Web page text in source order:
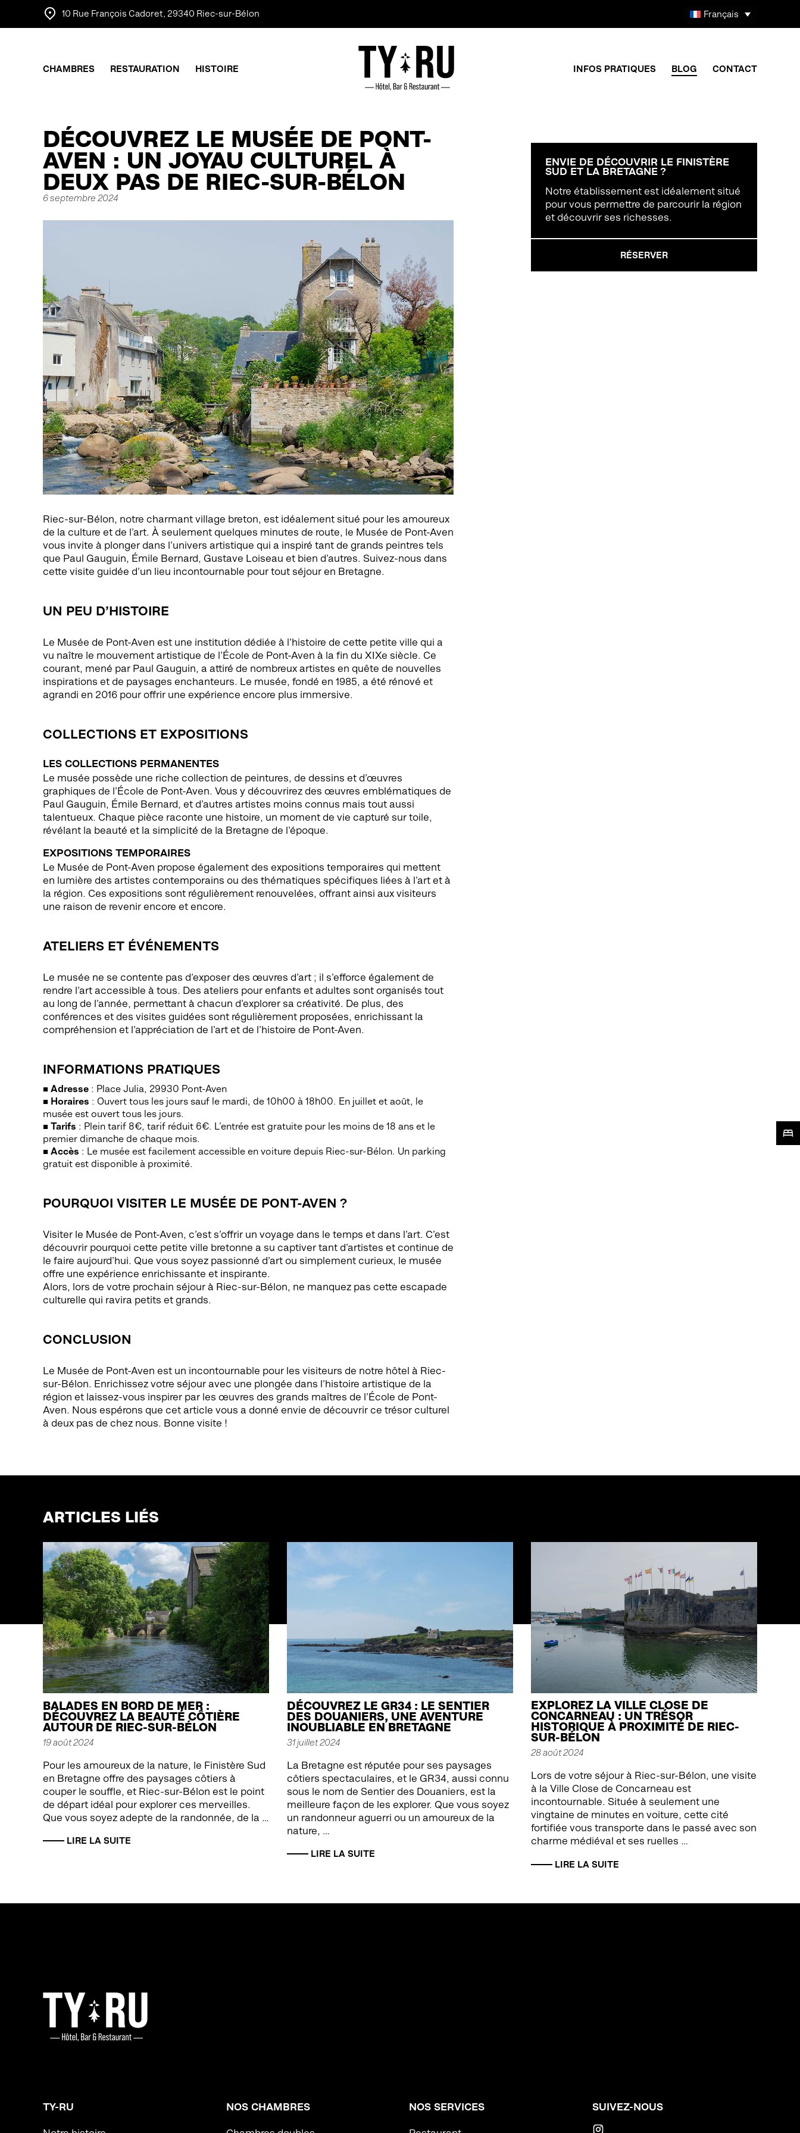
10 Rue François Cadoret, 29340 Riec-sur-Bélon Français
CHAMBRES RESTAURATION HISTOIRE INFOS PRATIQUES BLOG CONTACT
DÉCOUVREZ LE MUSÉE DE PONT-
AVEN : UN JOYAU CULTUREL À
DEUX PAS DE RIEC-SUR-BÉLON
6 septembre 2024
Riec-sur-Bélon, notre charmant village breton, est idéalement situé pour les amoureux
de la culture et de l’art. À seulement quelques minutes de route, le Musée de Pont-Aven
vous invite à plonger dans l’univers artistique qui a inspiré tant de grands peintres tels
que Paul Gauguin, Émile Bernard, Gustave Loiseau et bien d’autres. Suivez-nous dans
cette visite guidée d’un lieu incontournable pour tout séjour en Bretagne.
UN PEU D’HISTOIRE
Le Musée de Pont-Aven est une institution dédiée à l’histoire de cette petite ville qui a
vu naître le mouvement artistique de l’École de Pont-Aven à la fin du XIXe siècle. Ce
courant, mené par Paul Gauguin, a attiré de nombreux artistes en quête de nouvelles
inspirations et de paysages enchanteurs. Le musée, fondé en 1985, a été rénové et
agrandi en 2016 pour offrir une expérience encore plus immersive.
COLLECTIONS ET EXPOSITIONS
LES COLLECTIONS PERMANENTES
Le musée possède une riche collection de peintures, de dessins et d’œuvres
graphiques de l’École de Pont-Aven. Vous y découvrirez des œuvres emblématiques de
Paul Gauguin, Émile Bernard, et d’autres artistes moins connus mais tout aussi
talentueux. Chaque pièce raconte une histoire, un moment de vie capturé sur toile,
révélant la beauté et la simplicité de la Bretagne de l’époque.
EXPOSITIONS TEMPORAIRES
Le Musée de Pont-Aven propose également des expositions temporaires qui mettent
en lumière des artistes contemporains ou des thématiques spécifiques liées à l’art et à
la région. Ces expositions sont régulièrement renouvelées, offrant ainsi aux visiteurs
une raison de revenir encore et encore.
ATELIERS ET ÉVÉNEMENTS
Le musée ne se contente pas d’exposer des œuvres d’art ; il s’efforce également de
rendre l’art accessible à tous. Des ateliers pour enfants et adultes sont organisés tout
au long de l’année, permettant à chacun d’explorer sa créativité. De plus, des
conférences et des visites guidées sont régulièrement proposées, enrichissant la
compréhension et l’appréciation de l’art et de l’histoire de Pont-Aven.
INFORMATIONS PRATIQUES
Adresse : Place Julia, 29930 Pont-Aven
Horaires : Ouvert tous les jours sauf le mardi, de 10h00 à 18h00. En juillet et août, le
musée est ouvert tous les jours.
Tarifs : Plein tarif 8€, tarif réduit 6€. L’entrée est gratuite pour les moins de 18 ans et le
premier dimanche de chaque mois.
Accès : Le musée est facilement accessible en voiture depuis Riec-sur-Bélon. Un parking
gratuit est disponible à proximité.
POURQUOI VISITER LE MUSÉE DE PONT-AVEN ?
Visiter le Musée de Pont-Aven, c’est s’offrir un voyage dans le temps et dans l’art. C’est
découvrir pourquoi cette petite ville bretonne a su captiver tant d’artistes et continue de
le faire aujourd’hui. Que vous soyez passionné d’art ou simplement curieux, le musée
offre une expérience enrichissante et inspirante.
Alors, lors de votre prochain séjour à Riec-sur-Bélon, ne manquez pas cette escapade
culturelle qui ravira petits et grands.
CONCLUSION
Le Musée de Pont-Aven est un incontournable pour les visiteurs de notre hôtel à Riec-
sur-Bélon. Enrichissez votre séjour avec une plongée dans l’histoire artistique de la
région et laissez-vous inspirer par les œuvres des grands maîtres de l’École de Pont-
Aven. Nous espérons que cet article vous a donné envie de découvrir ce trésor culturel
à deux pas de chez nous. Bonne visite !
ENVIE DE DÉCOUVRIR LE FINISTÈRE
SUD ET LA BRETAGNE ?
Notre établissement est idéalement situé
pour vous permettre de parcourir la région
et découvrir ses richesses.
RÉSERVER
ARTICLES LIÉS
BALADES EN BORD DE MER :
DÉCOUVREZ LA BEAUTÉ CÔTIÈRE
AUTOUR DE RIEC-SUR-BÉLON
19 août 2024
Pour les amoureux de la nature, le Finistère Sud
en Bretagne offre des paysages côtiers à
couper le souffle, et Riec-sur-Bélon est le point
de départ idéal pour explorer ces merveilles.
Que vous soyez adepte de la randonnée, de la …
LIRE LA SUITE
DÉCOUVREZ LE GR34 : LE SENTIER
DES DOUANIERS, UNE AVENTURE
INOUBLIABLE EN BRETAGNE
31 juillet 2024
La Bretagne est réputée pour ses paysages
côtiers spectaculaires, et le GR34, aussi connu
sous le nom de Sentier des Douaniers, est la
meilleure façon de les explorer. Que vous soyez
un randonneur aguerri ou un amoureux de la
nature, …
LIRE LA SUITE
EXPLOREZ LA VILLE CLOSE DE
CONCARNEAU : UN TRÉSOR
HISTORIQUE À PROXIMITÉ DE RIEC-
SUR-BÉLON
28 août 2024
Lors de votre séjour à Riec-sur-Bélon, une visite
à la Ville Close de Concarneau est
incontournable. Située à seulement une
vingtaine de minutes en voiture, cette cité
fortifiée vous transporte dans le passé avec son
charme médiéval et ses ruelles …
LIRE LA SUITE
TY-RU NOS CHAMBRES NOS SERVICES SUIVEZ-NOUS